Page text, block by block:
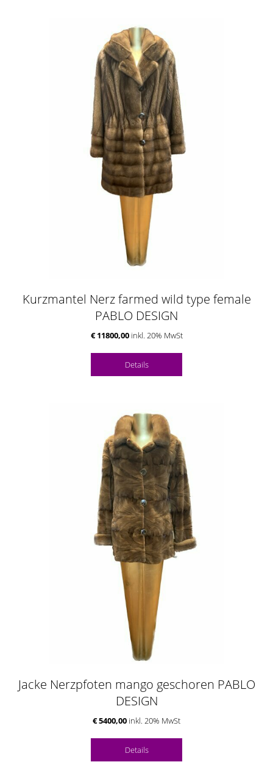
Kurzmantel Nerz farmed wild type female
PABLO DESIGN
€ 11800,00 inkl. 20% MwSt
Details
Jacke Nerzpfoten mango geschoren PABLO
DESIGN
€ 5400,00 inkl. 20% MwSt
Details